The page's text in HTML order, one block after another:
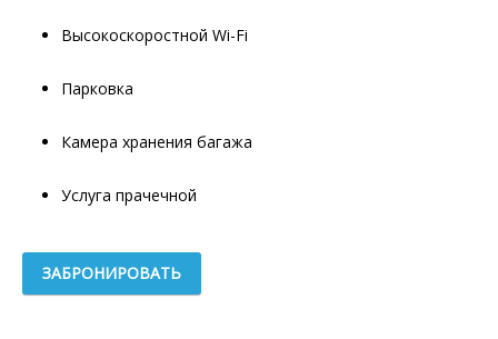
Высокоскоростной Wi-Fi
Парковка
Камера хранения багажа
Услуга прачечной
ЗАБРОНИРОВАТЬ